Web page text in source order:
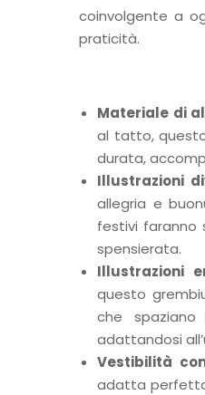
coinvolgente a
praticità.
Materiale di
al tatto,
durata,
Illustrazioni
allegria e
festivi faranno
spensierata.
Illustrazioni
questo
che
adattandosi
Vestibilità
adatta